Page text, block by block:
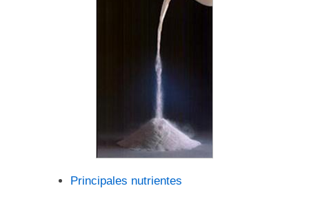
Principales nutrientes